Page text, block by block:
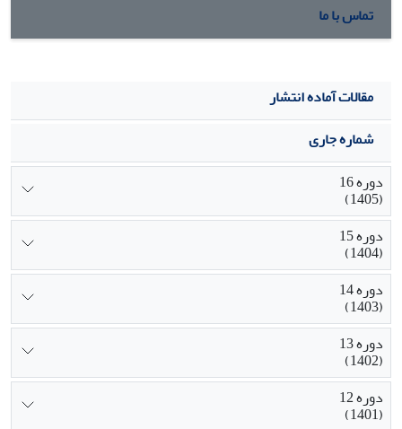
تماس با ما
مقالات آماده انتشار
شماره جاری
دوره 16
(1405)
دوره 15
(1404)
دوره 14
(1403)
دوره 13
(1402)
دوره 12
(1401)